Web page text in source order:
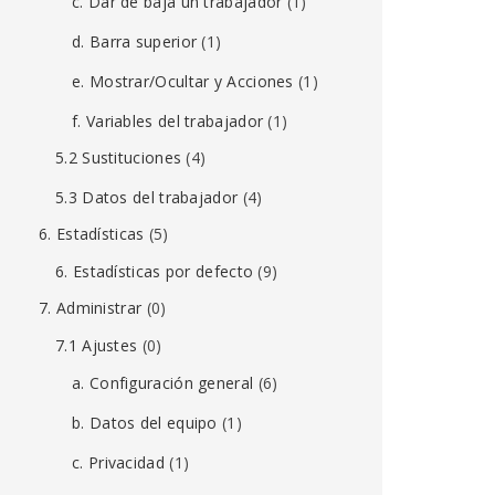
d. Barra superior (1)
e. Mostrar/Ocultar y Acciones (1)
f. Variables del trabajador (1)
5.2 Sustituciones (4)
5.3 Datos del trabajador (4)
6. Estadísticas (5)
6. Estadísticas por defecto (9)
7. Administrar (0)
7.1 Ajustes (0)
a. Configuración general (6)
b. Datos del equipo (1)
c. Privacidad (1)